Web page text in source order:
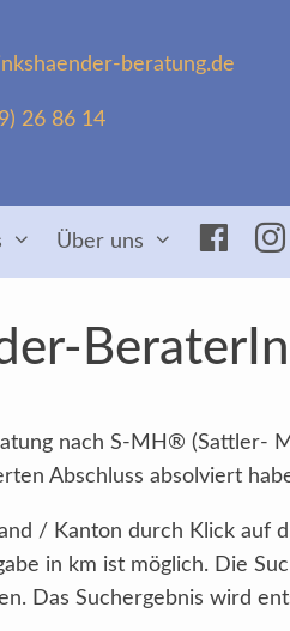
beratung.de
26 86 14
Über uns
nach S-MH® (Sattler-
Abschluss absolviert
/ Kanton durch Klick auf
in km ist möglich. Die
Das Suchergebnis wird